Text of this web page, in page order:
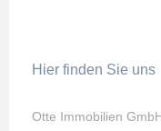
Hier finden Sie uns
Otte Immobilien